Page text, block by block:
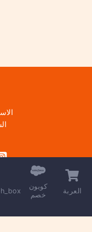
كوبون
خصم
العربة